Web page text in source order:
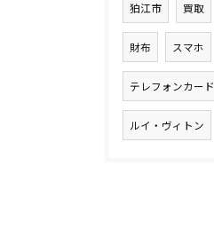
狛江市 買取
財布 スマホ
テレフォンカード
ルイ・ヴィトン